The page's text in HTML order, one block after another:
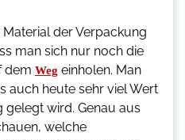
der Verpackung
man sich nur noch die
dem Weg einholen. Man
auch heute sehr viel Wert
wird. Genau aus
welche